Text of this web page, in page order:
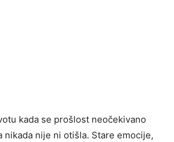
kada se prošlost neočekivano
nikada nije ni otišla. Stare emocije,